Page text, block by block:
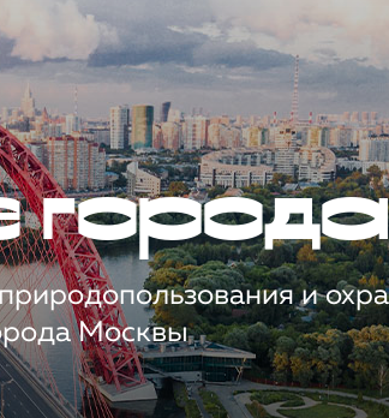
и
Москвы